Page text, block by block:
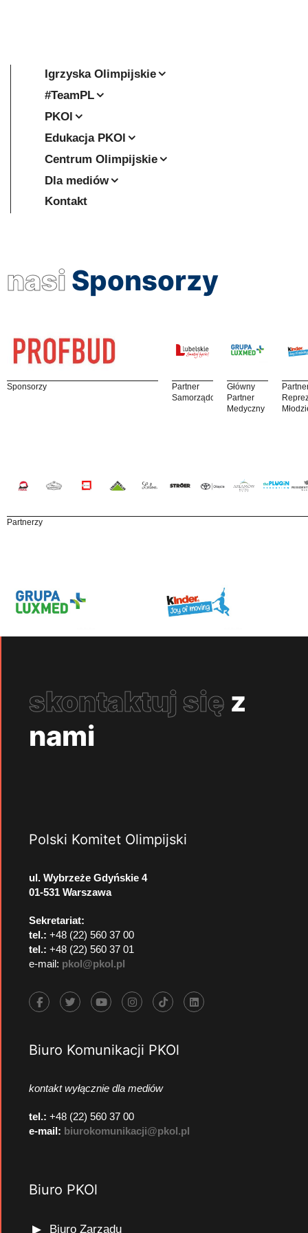
Igrzyska Olimpijskie
#TeamPL
PKOl
Edukacja PKOl
Centrum Olimpijskie
Dla mediów
Kontakt
nasi Sponsorzy
Sponsorzy
Partner
Samorządowy
Główny
Partner
Medyczny
Partnerzy
skontaktuj się z
nami
Polski Komitet Olimpijski
ul. Wybrzeże Gdyńskie 4
01-531 Warszawa
Sekretariat:
tel.: +48 (22) 560 37 00
tel.: +48 (22) 560 37 01
e-mail: pkol@pkol.pl
Biuro Komunikacji PKOl
kontakt wyłącznie dla mediów
tel.: +48 (22) 560 37 00
e-mail: biurokomunikacji@pkol.pl
Biuro PKOl
Biuro Zarządu